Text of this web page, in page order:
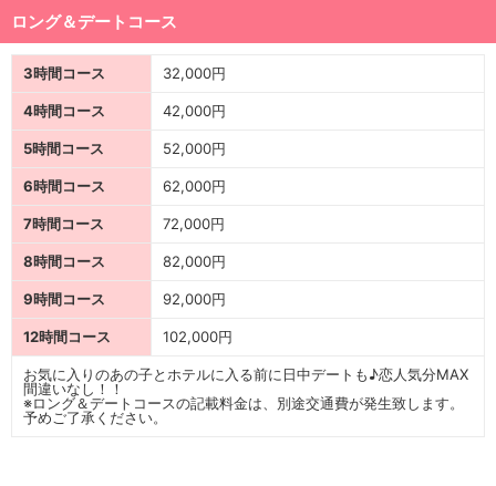
ロング＆デートコース
3時間コース 32,000円
4時間コース 42,000円
5時間コース 52,000円
6時間コース 62,000円
7時間コース 72,000円
8時間コース 82,000円
9時間コース 92,000円
12時間コース 102,000円
お気に入りのあの子とホテルに入る前に日中デートも♪恋人気分MAX
間違いなし！！
※ロング＆デートコースの記載料金は、別途交通費が発生致します。
予めご了承ください。